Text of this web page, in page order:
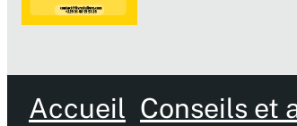
Accueil Conseils et